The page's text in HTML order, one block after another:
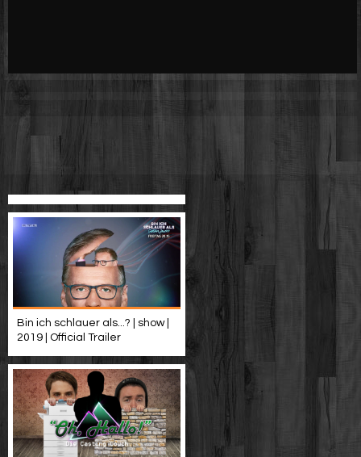
Bin ich schlauer als...? | show |
2019 | Official Trailer